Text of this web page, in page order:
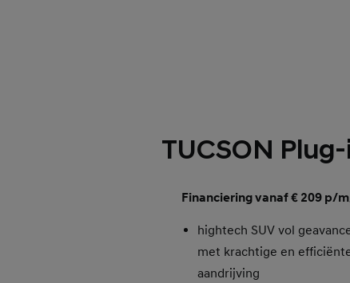
TUCSON
Financiering vanaf € 209 p/
hightech SUV vol
met krachtige en
aandrijving